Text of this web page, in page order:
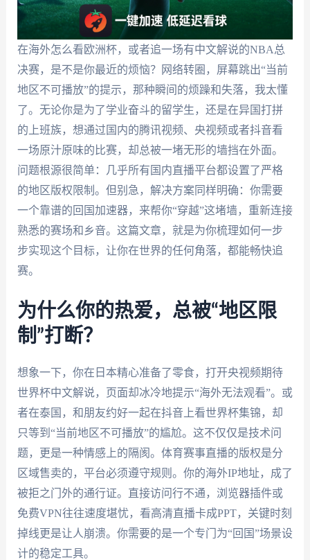
在海外怎么看欧洲杯，或者追一场有中文解说的NBA总
决赛，是不是你最近的烦恼？网络转圈，屏幕跳出“当前
地区不可播放”的提示，那种瞬间的烦躁和失落，我太懂
了。无论你是为了学业奋斗的留学生，还是在异国打拼
的上班族，想通过国内的腾讯视频、央视频或者抖音看
一场原汁原味的比赛，却总被一堵无形的墙挡在外面。
问题根源很简单：几乎所有国内直播平台都设置了严格
的地区版权限制。但别急，解决方案同样明确：你需要
一个靠谱的回国加速器，来帮你“穿越”这堵墙，重新连接
熟悉的赛场和乡音。这篇文章，就是为你梳理如何一步
步实现这个目标，让你在世界的任何角落，都能畅快追
赛。
为什么你的热爱，总被“地区限
制”打断？
想象一下，你在日本精心准备了零食，打开央视频期待
世界杯中文解说，页面却冰冷地提示“海外无法观看”。或
者在泰国，和朋友约好一起在抖音上看世界杯集锦，却
只等到“当前地区不可播放”的尴尬。这不仅仅是技术问
题，更是一种情感上的隔阂。体育赛事直播的版权是分
区域售卖的，平台必须遵守规则。你的海外IP地址，成了
被拒之门外的通行证。直接访问行不通，浏览器插件或
免费VPN往往速度堪忧，看高清直播卡成PPT，关键时刻
掉线更是让人崩溃。你需要的是一个专门为“回国”场景设
计的稳定工具。